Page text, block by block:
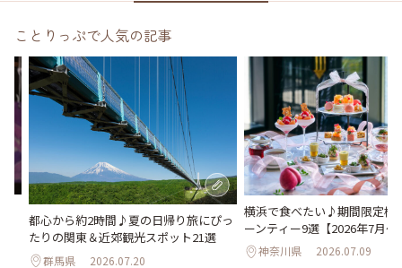
ことりっぷで人気の記事
都心から約2時間♪夏の日帰り旅にぴっ
たりの関東＆近郊観光スポット21選
群馬県 2026.07.20
横浜で食べたい♪期間限定桃
ーンティー9選【2026年7月～
神奈川県 2026.07.09